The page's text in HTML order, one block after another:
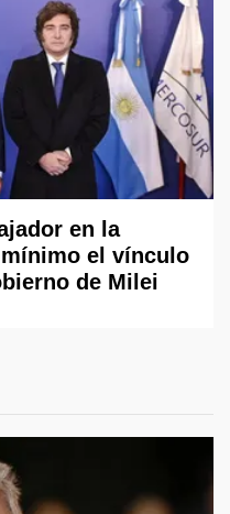
en la
el vínculo
de Milei